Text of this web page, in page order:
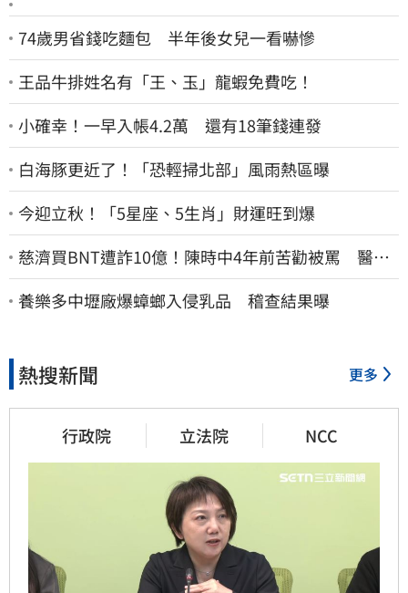
74歲男省錢吃麵包 半年後女兒一看嚇慘
王品牛排姓名有「王、玉」龍蝦免費吃！
小確幸！一早入帳4.2萬 還有18筆錢連發
白海豚更近了！「恐輕掃北部」風雨熱區曝
今迎立秋！「5星座、5生肖」財運旺到爆
慈濟買BNT遭詐10億！陳時中4年前苦勸被罵 醫挖4
年前貼文：藍白全翻車
養樂多中壢廠爆蟑螂入侵乳品 稽查結果曝
熱搜新聞 更多
行政院 立法院 NCC